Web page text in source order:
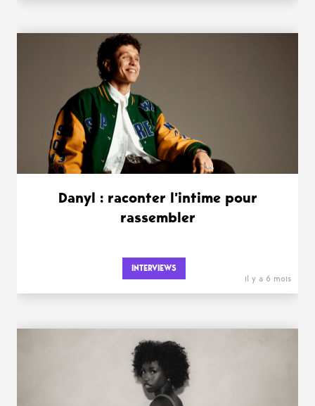
Danyl : raconter l’intime pour
rassembler
INTERVIEWS
il y a 6 mois